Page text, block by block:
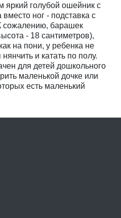
голубой ошейник с
ног - подставка с
сожалению, барашек
- 18 сантиметров),
на пони, у ребенка не
и катать по полу.
для детей дошкольного
маленькой дочке или
есть маленький